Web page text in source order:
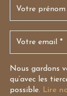
Nous gardons
qu’avec les
possible.
Lire